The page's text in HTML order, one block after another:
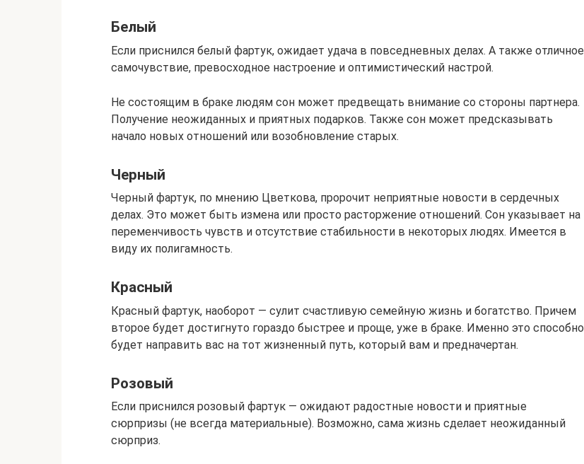
Белый
Если приснился белый фартук, ожидает удача в повседневных делах. А также отличное
самочувствие, превосходное настроение и оптимистический настрой.
Не состоящим в браке людям сон может предвещать внимание со стороны партнера.
Получение неожиданных и приятных подарков. Также сон может предсказывать
начало новых отношений или возобновление старых.
Черный
Черный фартук, по мнению Цветкова, пророчит неприятные новости в сердечных
делах. Это может быть измена или просто расторжение отношений. Сон указывает на
переменчивость чувств и отсутствие стабильности в некоторых людях. Имеется в
виду их полигамность.
Красный
Красный фартук, наоборот — сулит счастливую семейную жизнь и богатство. Причем
второе будет достигнуто гораздо быстрее и проще, уже в браке. Именно это способно
будет направить вас на тот жизненный путь, который вам и предначертан.
Розовый
Если приснился розовый фартук — ожидают радостные новости и приятные
сюрпризы (не всегда материальные). Возможно, сама жизнь сделает неожиданный
сюрприз.